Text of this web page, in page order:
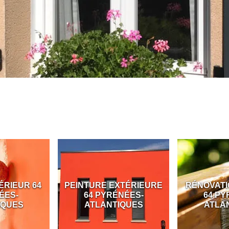
64
PEINTURE EXTÉRIEURE
64 PYRÉNÉES-
ATLANTIQUES
64